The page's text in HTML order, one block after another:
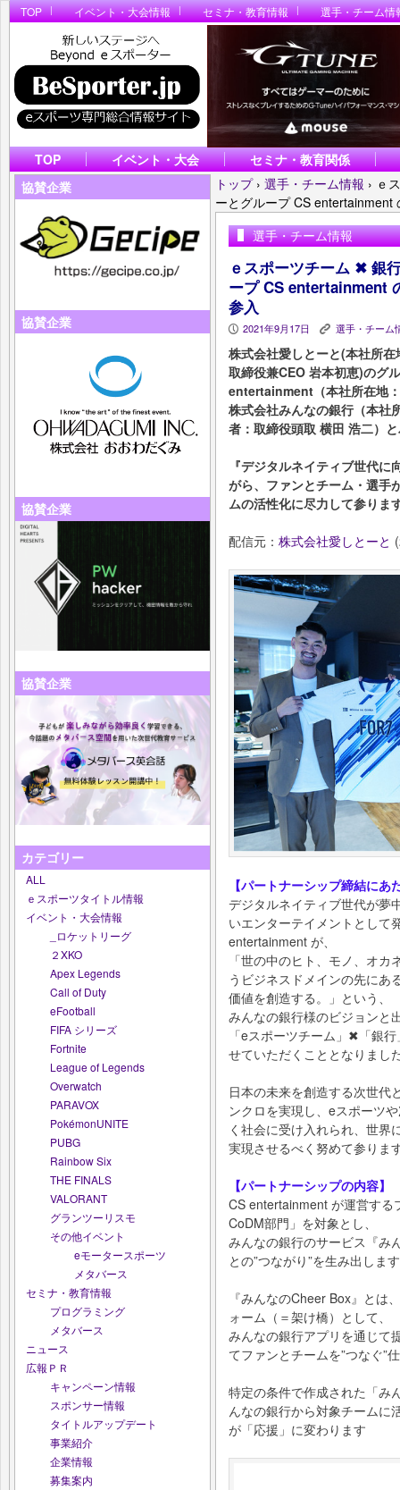
TOP イベント・大会情報 セミナ・教育情報 選手・チーム情
TOP イベント・大会
セミナ・教育関係
協賛企業
協賛企業
協賛企業
協賛企業
カテゴリー
ALL
ｅスポーツタイトル情報
イベント・大会情報
_ロケットリーグ
２XKO
Apex Legends
Call of Duty
eFootball
FIFA シリーズ
Fortnite
League of Legends
Overwatch
PARAVOX
PokémonUNITE
PUBG
Rainbow Six
THE FINALS
VALORANT
グランツーリスモ
その他イベント
eモータースポーツ
メタバース
セミナ・教育情報
プログラミング
メタバース
ニュース
広報ＰＲ
キャンペーン情報
スポンサー情報
タイトルアップデート
事業紹介
企業情報
募集案内
トップ › 選手・チーム情報 › ｅ
ーとグループ CS entertainment
選手・チーム情報
ｅスポーツチーム ✖ 銀
ープ CS entertainment
参入
P 2021年9月17日 K 選手・チーム
株式会社愛しとーと(本社所
取締役兼CEO 岩本初恵)のグ
entertainment（本社所在地
株式会社みんなの銀⾏（本社
者：取締役頭取 横⽥ 浩⼆）
『デジタルネイティブ世代
がら、ファンとチーム・選⼿
ムの活性化に尽⼒して参りま
配信元： 株式会社愛しとーと
【パートナーシップ締結にあ
デジタルネイティブ世代が夢
いエンターテイメントとして
entertainment が、
「世の中のヒト、モノ、オ
うビジネスドメインの先にあ
価値を創造する。」という、
みんなの銀⾏様のビジョンと
「eスポーツチーム」✖「銀
せていただくこととなりまし
⽇本の未来を創造する次世代
ンクロを実現し、eスポーツ
く社会に受け⼊れられ、世界
実現させるべく努めて参りま
【パートナーシップの内容】
CS entertainment が運営する
CoDM部⾨」を対象とし、
みんなの銀⾏のサービス『み
との”つながり”を⽣み出します
『みんなのCheer Box』とは
ォーム（＝架け橋）として、
みんなの銀⾏アプリを通じて
てファンとチームを”つなぐ”
特定の条件で作成された「み
んなの銀⾏から対象チームに
が「応援」に変わります